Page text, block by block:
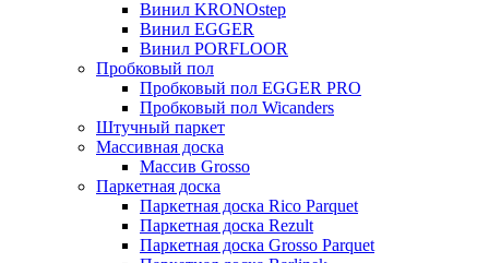
Винил KRONOstep
Винил EGGER
Винил PORFLOOR
Пробковый пол
Пробковый пол EGGER PRO
Пробковый пол Wicanders
Штучный паркет
Массивная доска
Массив Grosso
Паркетная доска
Паркетная доска Rico Parquet
Паркетная доска Rezult
Паркетная доска Grosso Parquet